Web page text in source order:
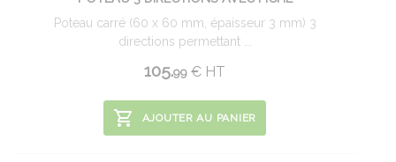
Poteau carré (60 x 60 mm, épaisseur 3 mm) 3
directions permettant ...
105.99 € HT
AJOUTER AU PANIER